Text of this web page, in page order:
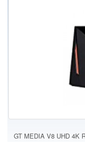
GT MEDIA V8 UHD 4K